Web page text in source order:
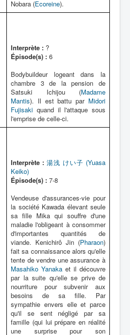
Nobara (Ecoreine).
Interprète : ?
Épisode(s) : 6
Bodybuildeur logeant dans la
chambre 3 de la pension de
Satsuki Ichijou (Madame
Mantis). Il est battu par Midori
Fujisaki quand il l'attaque sous
l'emprise de celle-ci.
Interprète : 湯浅 けい子 (Yuasa
Keiko)
Épisode(s) : 7-8
Vendeuse d'assurances-vie pour
la société Kawada élevant seule
sa fille Mika qui souffre d'une
maladie l'obligeant à consommer
d'importantes quantités de
viande. Kenichirô Jin (Pharaon)
fait sa connaissance alors qu'elle
tente de vendre une assurance à
Masahiko Yanaka et il découvre
par la suite qu'elle se prive de
nourriture pour subvenir aux
besoins de sa fille. Par
sympathie envers elle et parce
qu'il se sent négligé par sa
famille (qui lui prépare en réalité
une surprise pour son